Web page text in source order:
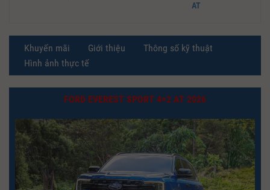
AT
Khuyến mãi Giới thiệu
Thông số kỹ thuật
Hình ảnh thực tế
FORD EVEREST SPORT 4×2 AT 2026